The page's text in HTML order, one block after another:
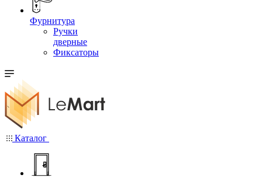
Фурнитура
Ручки
дверные
Фиксаторы
Каталог